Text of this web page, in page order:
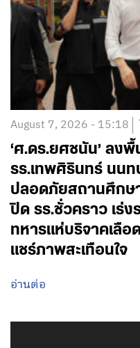
August 7, 2026 - 15:18
‘ศ.ดร.ยศชนัน’ ลง
รร.เทพศิรินทร์ นน
ปลอดภัยสถานศึกษ
ปิด รร.ชั่วคราว เร่ง
ทหารแห่บริจาคเลื
แชร์ภาพสะเทือนใจ
อ่านต่อ